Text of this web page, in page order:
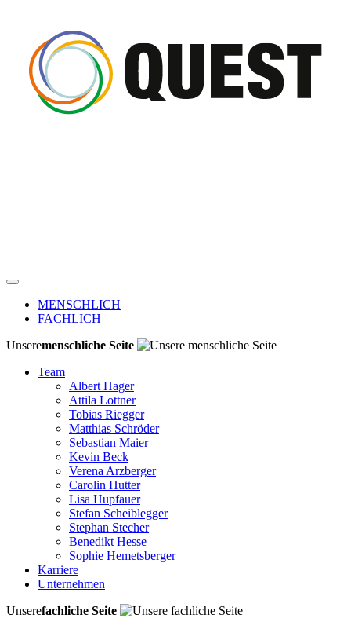
MENSCHLICH
FACHLICH
Unseremenschliche Seite
Team
Albert Hager
Attila Lottner
Tobias Riegger
Matthias Schröder
Sebastian Maier
Kevin Beck
Verena Arzberger
Carolin Hutter
Lisa Hupfauer
Stefan Scheiblegger
Stephan Stecher
Benedikt Hesse
Sophie Hemetsberger
Karriere
Unternehmen
Unserefachliche Seite